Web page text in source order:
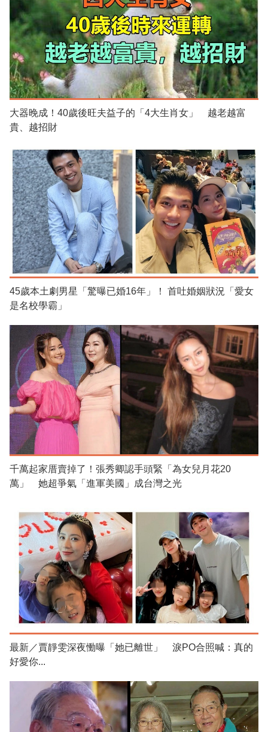
大器晚成！40歲後旺夫益子的「4大生肖女」 越老越富
貴、越招財
45歲本土劇男星「驚曝已婚16年」！ 首吐婚姻狀況「愛女
是名校學霸」
千萬起家厝賣掉了！張秀卿認手頭緊「為女兒月花20
萬」 她超爭氣「進軍美國」成台灣之光
最新／賈靜雯深夜慟曝「她已離世」 淚PO合照喊：真的
好愛你...